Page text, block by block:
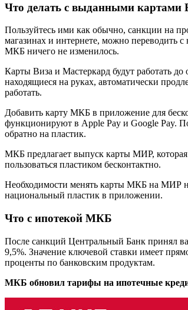
Что делать с выданными картами
Пользуйтесь ими как обычно, санкции на
магазинах и интернете, можно переводить
МКБ ничего не изменилось.
Карты Виза и Мастеркард будут работать
находящиеся на руках, автоматически
работать.
Добавить карту МКБ в приложение для
функционируют в Apple Pay и Google Pay.
обратно на пластик.
МКБ предлагает выпуск карты МИР,
пользоваться пластиком бесконтактно.
Необходимости менять карты МКБ на МИР
национальный пластик в приложении.
Что с ипотекой МКБ
После санкций Центральный Банк принял
9,5%. Значение ключевой ставки имеет
проценты по банковским продуктам.
МКБ обновил тарифы на ипотечные